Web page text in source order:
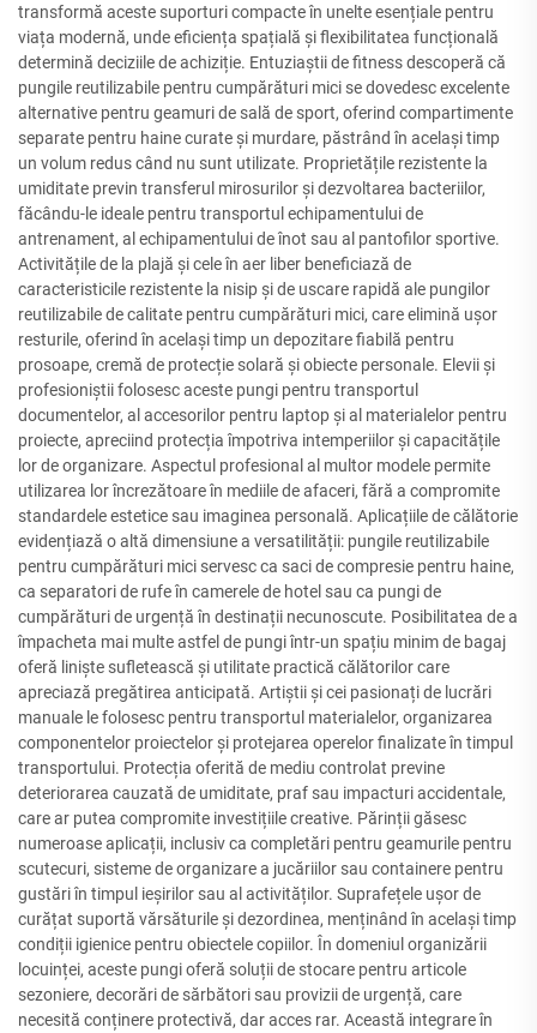
transformă aceste suporturi compacte în unelte esențiale pentru
viața modernă, unde eficiența spațială și flexibilitatea funcțională
determină deciziile de achiziție. Entuziaștii de fitness descoperă că
pungile reutilizabile pentru cumpărături mici se dovedesc excelente
alternative pentru geamuri de sală de sport, oferind compartimente
separate pentru haine curate și murdare, păstrând în același timp
un volum redus când nu sunt utilizate. Proprietățile rezistente la
umiditate previn transferul mirosurilor și dezvoltarea bacteriilor,
făcându-le ideale pentru transportul echipamentului de
antrenament, al echipamentului de înot sau al pantofilor sportive.
Activitățile de la plajă și cele în aer liber beneficiază de
caracteristicile rezistente la nisip și de uscare rapidă ale pungilor
reutilizabile de calitate pentru cumpărături mici, care elimină ușor
resturile, oferind în același timp un depozitare fiabilă pentru
prosoape, cremă de protecție solară și obiecte personale. Elevii și
profesioniștii folosesc aceste pungi pentru transportul
documentelor, al accesorilor pentru laptop și al materialelor pentru
proiecte, apreciind protecția împotriva intemperiilor și capacitățile
lor de organizare. Aspectul profesional al multor modele permite
utilizarea lor încrezătoare în mediile de afaceri, fără a compromite
standardele estetice sau imaginea personală. Aplicațiile de călătorie
evidențiază o altă dimensiune a versatilității: pungile reutilizabile
pentru cumpărături mici servesc ca saci de compresie pentru haine,
ca separatori de rufe în camerele de hotel sau ca pungi de
cumpărături de urgență în destinații necunoscute. Posibilitatea de a
împacheta mai multe astfel de pungi într-un spațiu minim de bagaj
oferă liniște sufletească și utilitate practică călătorilor care
apreciază pregătirea anticipată. Artiștii și cei pasionați de lucrări
manuale le folosesc pentru transportul materialelor, organizarea
componentelor proiectelor și protejarea operelor finalizate în timpul
transportului. Protecția oferită de mediu controlat previne
deteriorarea cauzată de umiditate, praf sau impacturi accidentale,
care ar putea compromite investițiile creative. Părinții găsesc
numeroase aplicații, inclusiv ca completări pentru geamurile pentru
scutecuri, sisteme de organizare a jucăriilor sau containere pentru
gustări în timpul ieșirilor sau al activităților. Suprafețele ușor de
curățat suportă vărsăturile și dezordinea, menținând în același timp
condiții igienice pentru obiectele copiilor. În domeniul organizării
locuinței, aceste pungi oferă soluții de stocare pentru articole
sezoniere, decorări de sărbători sau provizii de urgență, care
necesită conținere protectivă, dar acces rar. Această integrare în